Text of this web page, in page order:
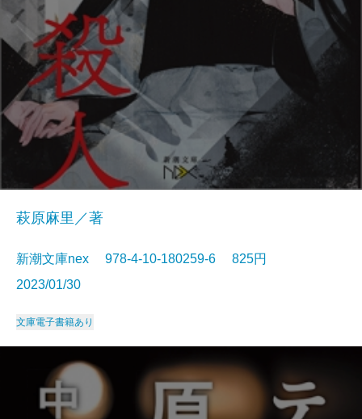
萩原麻里／著
新潮文庫nex 978-4-10-180259-6 825円
2023/01/30
文庫電子書籍あり